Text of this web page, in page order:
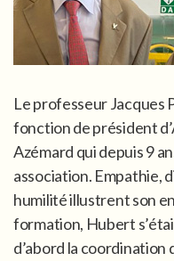
Le professeur Jacques
fonction de président
Azémard qui depuis 9
association. Empathie,
humilité illustrent son
formation, Hubert
d’abord la coordination